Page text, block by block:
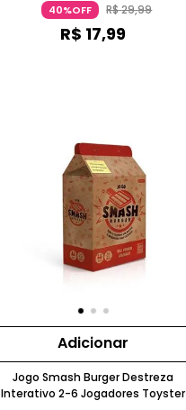
40%OFF R$29,99
R$ 17,99
Adicionar
Jogo Smash Burger Destreza
Interativo 2-6 Jogadores Toyster